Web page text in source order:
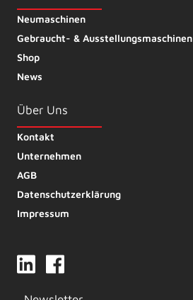
Neumaschinen
Gebraucht- & Ausstellungsmaschinen
Shop
News
Über Uns
Kontakt
Unternehmen
AGB
Datenschutzerklärung
Impressum